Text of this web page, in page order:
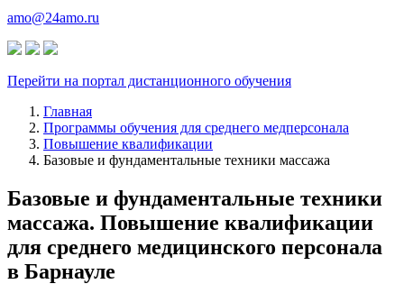
amo@24amo.ru
Перейти на портал дистанционного обучения
Главная
Программы обучения для среднего медперсонала
Повышение квалификации
Базовые и фундаментальные техники массажа
Базовые и фундаментальные техники
массажа. Повышение квалификации
для среднего медицинского персонала
в Барнауле